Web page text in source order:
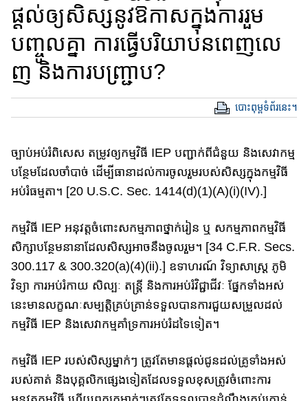
ផ្ដល់​ឲ្យ​​សិស្ស​នូវឱកាសក្នុងការរួម
បញ្ចូលគ្នា ការធ្វើបរិយាបន​ពេញលេ​
ញ និង​ការបញ្ជ្រាប?
បោះពុម្ពទំព័រនេះ។
ច្បាប់អប់រំពិសេស តម្រូវឲ្យកម្មវិធី IEP បញ្ជាក់ពីជំនួយ និងសេវាកម្ម
បន្ថែម​ដែល​ចាំ​បាច់ ដើម្បី​ធានា​ដល់ការ​​ចូលរួមរបស់សិស្សក្នុងកម្មវិធី
អប់រំធម្មតា។ [20 U.S​.​C​.​ Se​c. 1414(d)(1)(A)(i)(IV).]
កម្មវិធី IEP អនុវត្តចំពោះសកម្មភាព​ថ្នាក់រៀន ឬ សកម្មភាពកម្មវិធី​
សិក្សា​បន្ថែម​នានា​​ដែល​សិស្ស​អាច​នឹង​ចូលរួម។ [34 C.F.R. Secs.
300.117 & 300.32​0​(a)​(4)(ii).] ឧទាហរណ៍ វិទ្យាសាស្រ្ដ ភូមិ
វិទ្យា ការអប់រំកាយ សិល្បៈ តន្ដ្រី និងការ​អប់រំវិជ្ជាជីវៈ ផ្នែកទាំង​អស់
នេះ​មាន​លក្ខណៈសម្បត្តិគ្រប់គ្រាន់​ទទួលបាន​ការ​ជួយ​សម្រួល​ដល់​
កម្មវិធី IEP និងសេវាកម្ម​គាំទ្រ​ការអប់រំដទៃទៀត។
កម្មវិធី IEP របស់សិស្សម្នាក់ៗ ត្រូវតែមានផ្តល់ជូន​ដល់​គ្រូទាំងអស់
របស់គាត់ និង​បុគ្គលិកផ្សេង​ទៀត​ដែល​ទទួលខុសត្រូវចំពោះការ